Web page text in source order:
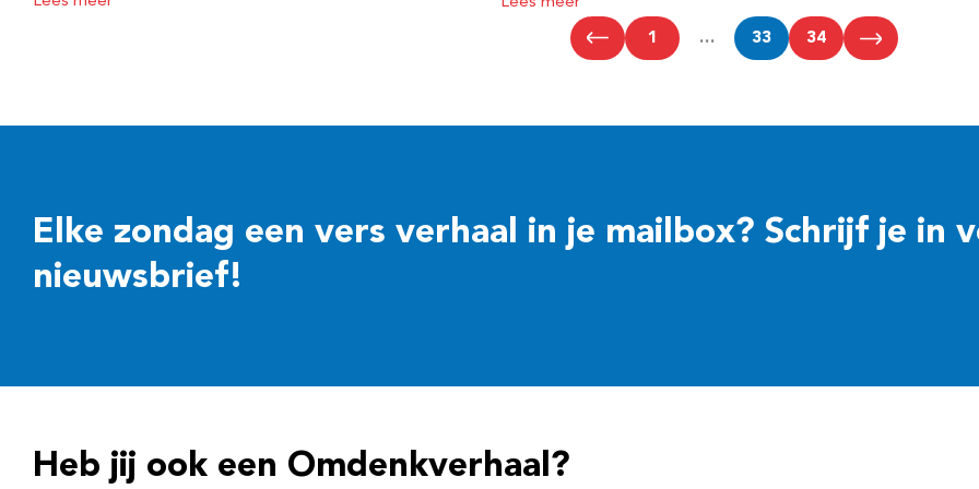
1 … 33 34
Elke zondag een vers verhaal in je mailbox? Schrijf je in
nieuwsbrief!
Heb jij ook een Omdenkverhaal?